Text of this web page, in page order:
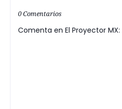
0 Comentarios
Comenta en El Proyector MX: